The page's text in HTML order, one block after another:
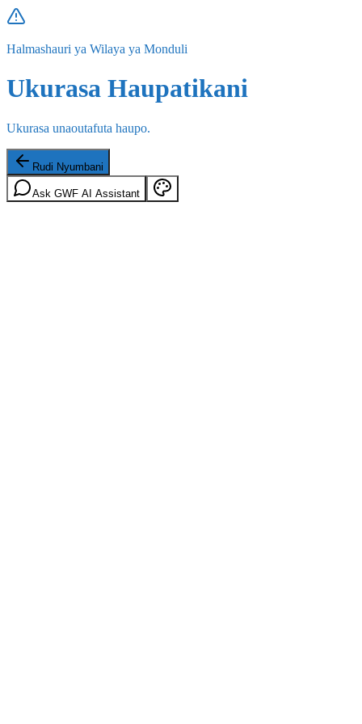
Halmashauri ya Wilaya ya Monduli
Ukurasa Haupatikani
Ukurasa unaoutafuta haupo.
Rudi Nyumbani
Ask GWF AI Assistant